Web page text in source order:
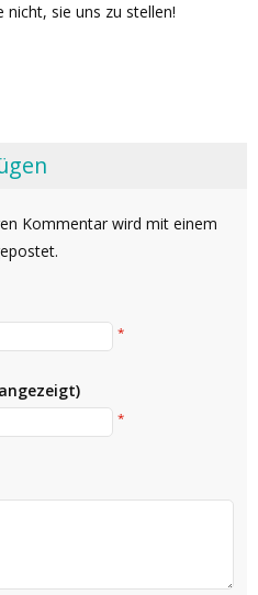
nicht, sie uns zu stellen!
Kommentar wird mit einem
*
*